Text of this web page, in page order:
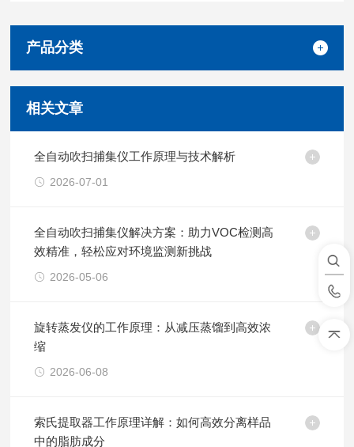
产品分类
相关文章
全自动吹扫捕集仪工作原理与技术解析
2026-07-01
全自动吹扫捕集仪解决方案：助力VOC检测高
效精准，轻松应对环境监测新挑战
2026-05-06
旋转蒸发仪的工作原理：从减压蒸馏到高效浓
缩
2026-06-08
索氏提取器工作原理详解：如何高效分离样品
中的脂肪成分